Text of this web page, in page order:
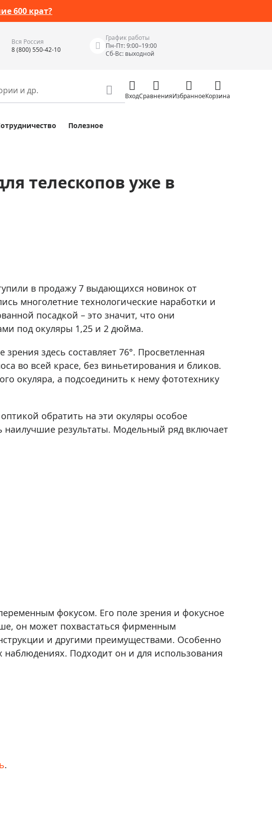
600 крат?
Вся Россия
8 (800) 550-42-10
График работы
Пн-Пт: 9:00–19:00
Сб-Вс: выходной
Bresser Junior
опытов
оптики
литература
карты памяти
Измерительные инструменты
Цифровые уровни и угломеры
Электроизмерительные приборы
Лазерные дальномеры
Измерители параметров окружающей
среды
Термометры кулинарные (термощупы)
Курвиметры
Тестеры качества воды
Теодолиты
Прочее
ВходСравненияИзбранноеКорзина
Полезное
телескопов уже в
в продажу 7 выдающихся новинок от
многолетние технологические наработки и
посадкой – это значит, что они
под окуляры 1,25 и 2 дюйма.
здесь составляет 76°. Просветленная
во всей красе, без виньетирования и бликов.
окуляра, а подсоединить к нему фототехнику
обратить на эти окуляры особое
наилучшие результаты. Модельный ряд включает
фокусом. Его поле зрения и фокусное
он может похвастаться фирменным
и другими преимуществами. Особенно
Подходит он и для использования
.